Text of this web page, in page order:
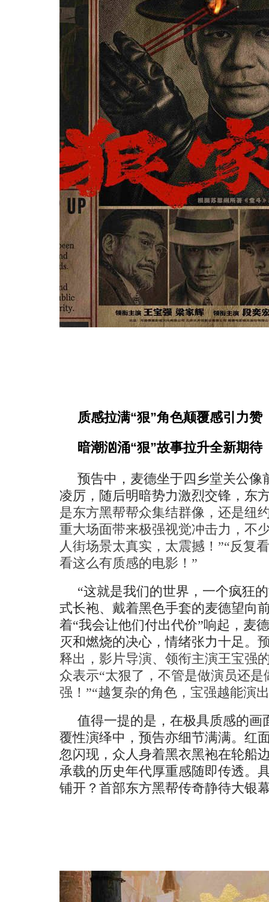
质感拉满“狠”角色颠覆感引力赞
暗潮汹涌“狠”故事拉升全新期待
预告中， 麦德坐于四乡堂关公像
凌厉 ，随后明暗势力激烈交锋，东
是东方黑帮帮众集结群像，还是纽
重大场面带来极强视觉冲击力，不
人街场景太真实，太震撼 ！ ”“反复
看这么有质感的电影！”
“这就是我们的世界，一个疯狂
式长袍、戴着黑色手套的麦德望向
着“我会让他们付出代价”响起，麦
灭和燃烧的决心，情绪张力十足。
释出，影片导演、领衔主演王宝强
众表示“太狠了，不管是做演员还
强！”“越复杂的角色，宝强越能演
值得一提的是，在极具质感的
覆性演绎中，预告亦细节满满。红
忽闪现 ，众人身着黑衣黑袍在轮船
承载的历史年代厚重感随即传透。
铺开？首部东方黑帮传奇静待大银